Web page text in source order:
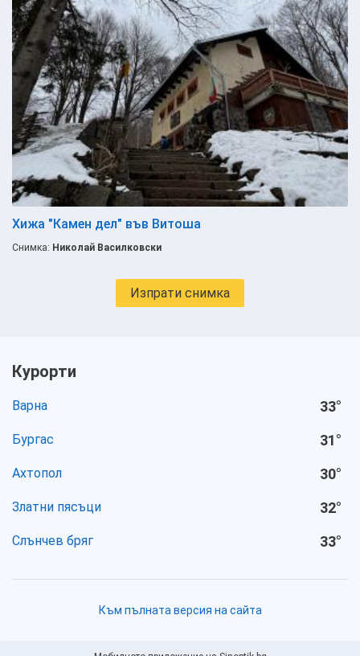
Хижа "Камен дел" във Витоша
Снимка: Николай Василковски
Изпрати снимка
Курорти
Варна 33°
Бургас 31°
Ахтопол 30°
Златни пясъци 32°
Слънчев бряг 33°
Към пълната версия на сайта